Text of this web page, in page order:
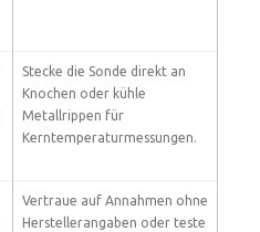
Stecke die Sonde direkt an
Knochen oder kühle
Metallrippen für
Kerntemperaturmessungen.
Vertraue auf Annahmen ohne
Herstellerangaben oder teste